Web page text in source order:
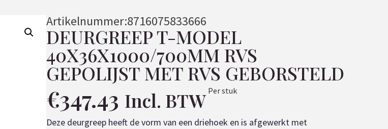
Artikelnummer:8716075833666
DEURGREEP T-MODEL
40X36X1000/700MM RVS
GEPOLIJST MET RVS GEBORSTELD
€347.43 Incl. BTW Per stuk
Deze deurgreep heeft de vorm van een driehoek en is afgewerkt met